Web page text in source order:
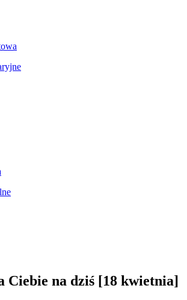
Ciebie na dziś [18 kwietnia]